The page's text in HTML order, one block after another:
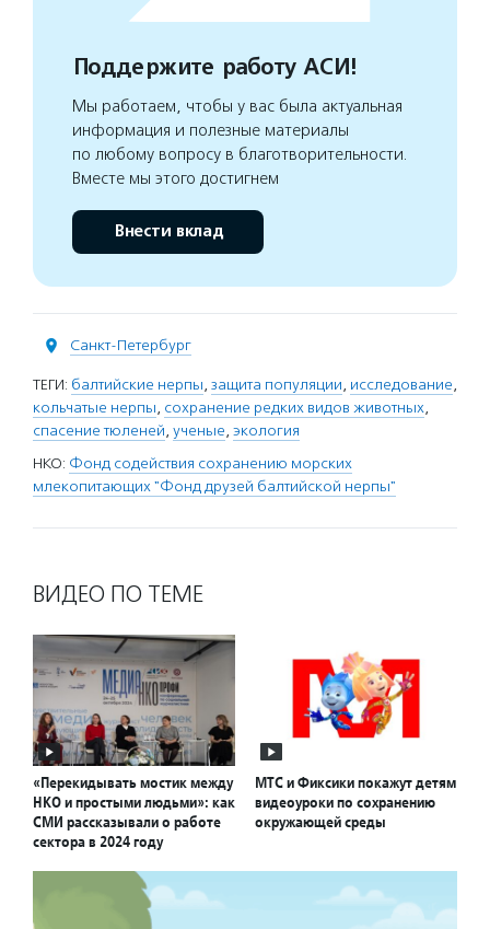
Поддержите работу АСИ!
Мы работаем, чтобы у вас была актуальная
информация и полезные материалы
по любому вопросу в благотворительности.
Вместе мы этого достигнем
Внести вклад
Санкт-Петербург
ТЕГИ: балтийские нерпы, защита популяции, исследование,
кольчатые нерпы, сохранение редких видов животных,
спасение тюленей, ученые, экология
НКО: Фонд содействия сохранению морских
млекопитающих "Фонд друзей балтийской нерпы"
ВИДЕО ПО ТЕМЕ
«Перекидывать мостик между
НКО и простыми людьми»: как
СМИ рассказывали о работе
сектора в 2024 году
МТС и Фиксики покажут детям
видеоуроки по сохранению
окружающей среды